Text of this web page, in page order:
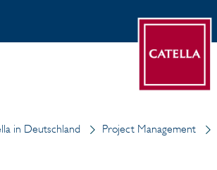
in Deutschland Project Management